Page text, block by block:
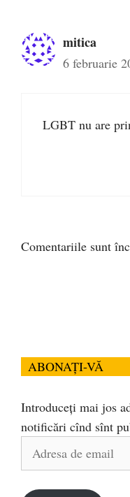
mitica
6 februarie
LGBT nu are
Comentariile sunt
ABONAȚI-VĂ
Introduceți mai jos
notificări cînd sînt
Adresa